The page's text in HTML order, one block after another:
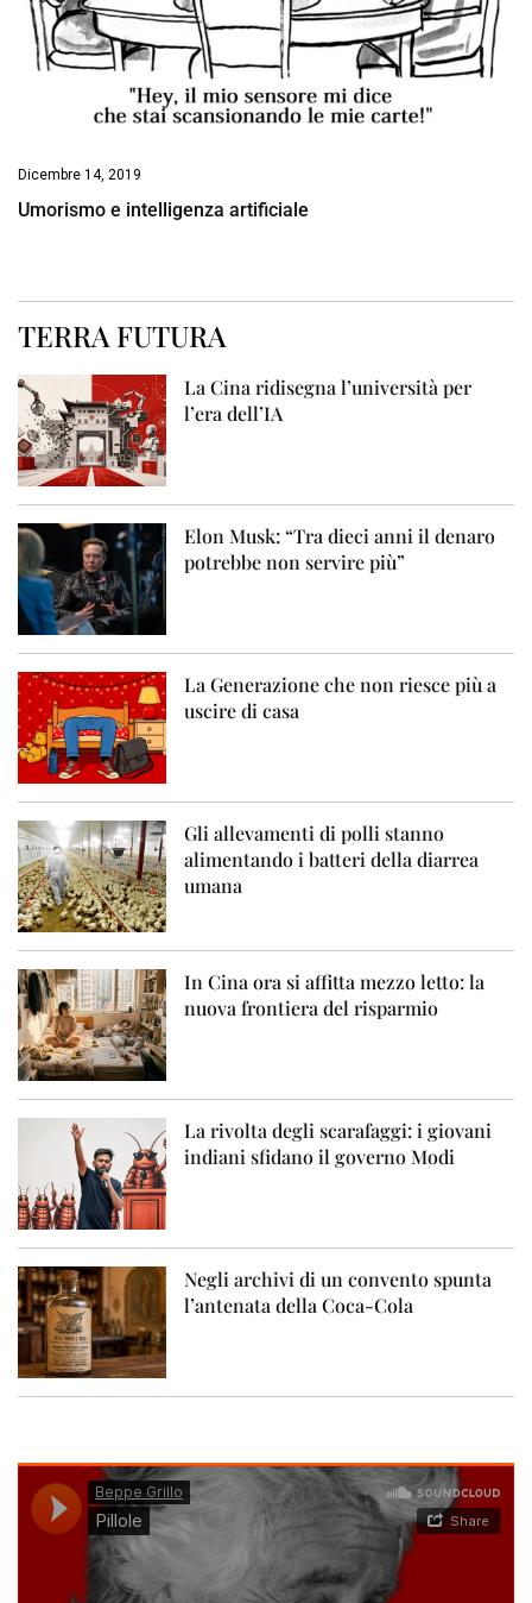
Dicembre 14, 2019
Umorismo e intelligenza artificiale
TERRA FUTURA
La Cina ridisegna l’università per
l’era dell’IA
Elon Musk: “Tra dieci anni il denaro
potrebbe non servire più”
La Generazione che non riesce più a
uscire di casa
Gli allevamenti di polli stanno
alimentando i batteri della diarrea
umana
In Cina ora si affitta mezzo letto: la
nuova frontiera del risparmio
La rivolta degli scarafaggi: i giovani
indiani sfidano il governo Modi
Negli archivi di un convento spunta
l’antenata della Coca-Cola